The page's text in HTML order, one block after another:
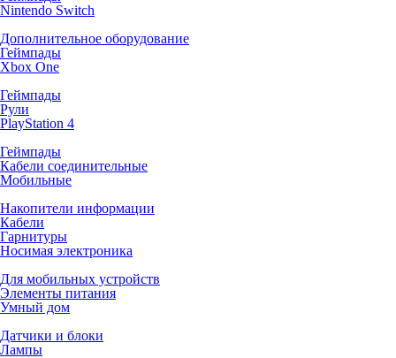
Nintendo Switch
Дополнительное оборудование
Геймпады
Xbox One
Геймпады
Рули
PlayStation 4
Геймпады
Кабели соединительные
Мобильные
Накопители информации
Кабели
Гарнитуры
Носимая электроника
Для мобильных устройств
Элементы питания
Умный дом
Датчики и блоки
Лампы